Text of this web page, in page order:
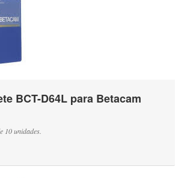
BCT-D64L para Betacam
10 unidades.